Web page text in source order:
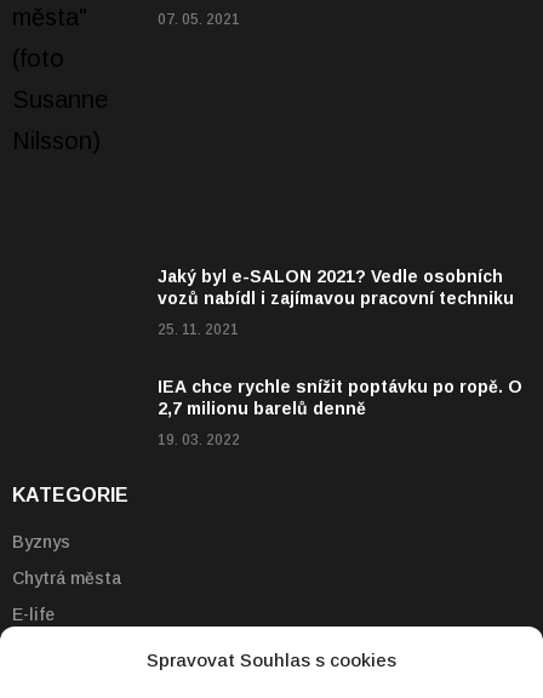
Spravovat Souhlas s cookies
07. 05. 2021
Jaký byl e-SALON 2021? Vedle osobních
vozů nabídl i zajímavou pracovní techniku
25. 11. 2021
IEA chce rychle snížit poptávku po ropě. O
2,7 milionu barelů denně
19. 03. 2022
KATEGORIE
Byznys
Chytrá města
E-life